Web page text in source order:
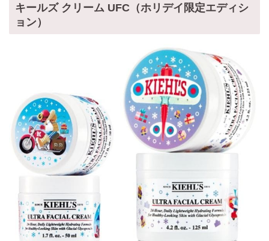
キールズ クリーム UFC（ホリデイ限定エディシ
ョン）